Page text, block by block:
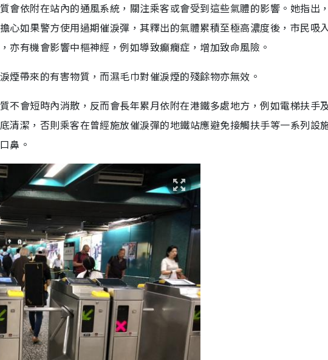
會依附在站內的通風系統，關注乘客或會受到這些氣體的影響。她指出
心如果警方使用過期催淚彈，其釋出的氣體累積至極高濃度後，市民吸
亦有機會影響中樞神經，例如導致癲癇症，增加致命風險。
煙帶來的有害物質，而濕毛巾對催淚煙的殘餘物亦無效。
不會短時內消散，反而會長年累月依附在港鐵多處地方，例如電梯扶手
清潔，否則乘客在曾經施放催淚彈的地鐵站應避免接觸扶手等一系列設
鼻。